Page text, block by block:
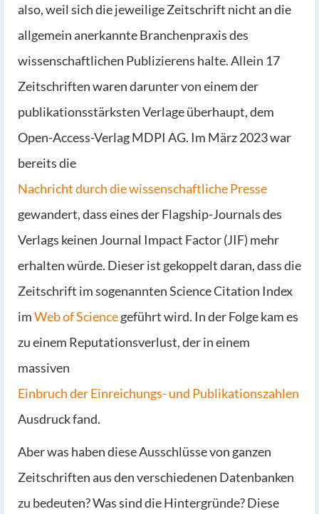
also, weil sich die jeweilige Zeitschrift nicht an die
allgemein anerkannte Branchenpraxis des
wissenschaftlichen Publizierens halte. Allein 17
Zeitschriften waren darunter von einem der
publikationsstärksten Verlage überhaupt, dem
Open-Access-Verlag MDPI AG. Im März 2023 war
bereits die
Nachricht durch die wissenschaftliche Presse
gewandert, dass eines der Flagship-Journals des
Verlags keinen Journal Impact Factor (JIF) mehr
erhalten würde. Dieser ist gekoppelt daran, dass die
Zeitschrift im sogenannten Science Citation Index
imWeb of Sciencegeführt wird. In der Folge kam es
zu einem Reputationsverlust, der in einem
massiven
Einbruch der Einreichungs- und Publikationszahlen
Ausdruck fand.
Aber was haben diese Ausschlüsse von ganzen
Zeitschriften aus den verschiedenen Datenbanken
zu bedeuten? Was sind die Hintergründe? Diese